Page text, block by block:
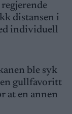
distansen i
individuell
ble syk
gullfavoritt
at en annen